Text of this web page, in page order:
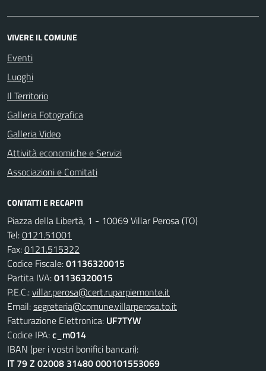
VIVERE IL COMUNE
Eventi
Luoghi
Il Territorio
Galleria Fotografica
Galleria Video
Attività economiche e Servizi
Associazioni e Comitati
CONTATTI E RECAPITI
Piazza della Libertà, 1 - 10069 Villar Perosa (TO)
Tel:0121.51001
Fax:0121.515322
Codice Fiscale:01136320015
Partita IVA:01136320015
P.E.C.:villar.perosa@cert.ruparpiemonte.it
Email:segreteria@comune.villarperosa.to.it
Fatturazione Elettronica: UF7TYW
Codice IPA:c_m014
IBAN (per i vostri bonifici bancari):
IT 79 Z 02008 31480 000101553069